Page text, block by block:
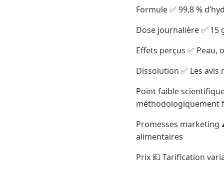
Formule ✅ 99,8 %
Dose journalière ✅
Effets perçus ✅
Dissolution ✅ Les
Point faible
méthodologiquement
Promesses
alimentaires
Prix 💶 Tarification